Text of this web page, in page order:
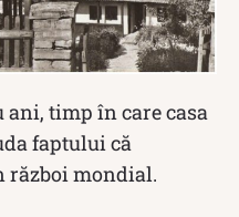
ani, timp în care casa
faptului că
război mondial.